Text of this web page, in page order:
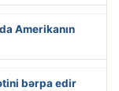
Amerikanın
bərpa edir